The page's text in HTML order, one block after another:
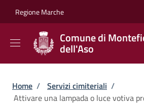
Regione Marche
Comune di
dell'Aso
Briciole di pane
Home / Servizi cimiteriali /
Attivare una lampada o luce votiva